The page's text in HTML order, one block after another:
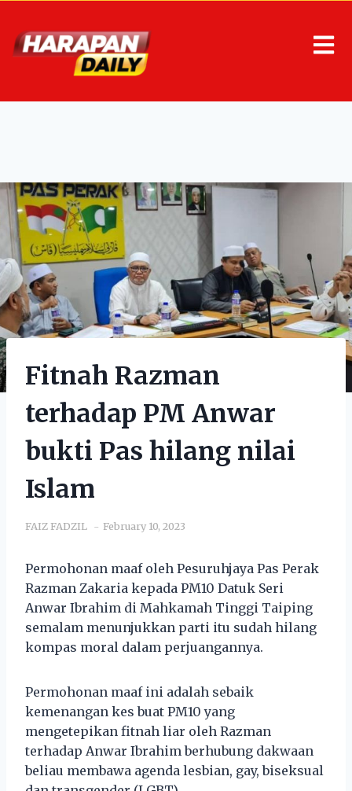
Fitnah Razman
terhadap PM Anwar
bukti Pas hilang nilai
Islam
FAIZ FADZIL February 10, 2023
Permohonan maaf oleh Pesuruhjaya Pas Perak
Razman Zakaria kepada PM10 Datuk Seri
Anwar Ibrahim di Mahkamah Tinggi Taiping
semalam menunjukkan parti itu sudah hilang
kompas moral dalam perjuangannya.
Permohonan maaf ini adalah sebaik
kemenangan kes buat PM10 yang
mengetepikan fitnah liar oleh Razman
terhadap Anwar Ibrahim berhubung dakwaan
beliau membawa agenda lesbian, gay, biseksual